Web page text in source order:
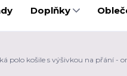
Doplňky
polo košile s výšivkou na přání -